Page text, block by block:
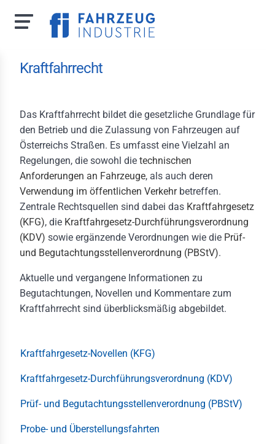
des FV
Kraftfahrrecht
Das Kraftfahrrecht bildet die gesetzliche Grundlage für
den Betrieb und die Zulassung von Fahrzeugen auf
Österreichs Straßen. Es umfasst eine Vielzahl an
Regelungen, die sowohl die technischen
Anforderungen an Fahrzeuge, als auch deren
Verwendung im öffentlichen Verkehrbetreffen.
Zentrale Rechtsquellen sind dabei das Kraftfahrgesetz
(KFG), die Kraftfahrgesetz-Durchführungsverordnung
(KDV) sowie ergänzende Verordnungen wie die Prüf-
und Begutachtungsstellenverordnung (PBStV).
Aktuelle und vergangene Informationen zu
Begutachtungen, Novellen und Kommentare zum
Kraftfahrrecht sind überblicksmäßig abgebildet.
Kraftfahrgesetz-Novellen (KFG)
Kraftfahrgesetz-Durchführungsverordnung (KDV)
Prüf- und Begutachtungsstellenverordnung (PBStV)
Probe- und Überstellungsfahrten